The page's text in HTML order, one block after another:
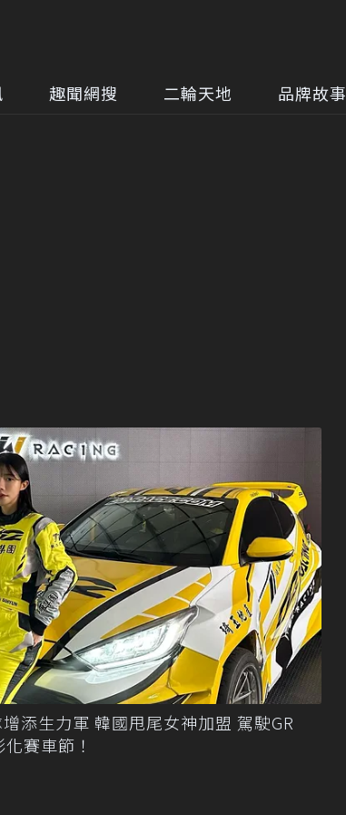
趣聞網搜 二輪天地 品牌故事
添生力軍 韓國甩尾女神加盟 駕駛GR
賽車節！